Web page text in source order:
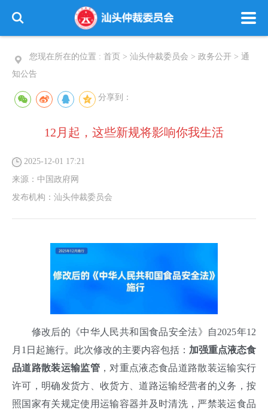
您现在所在的位置 : 首页 > 汕头仲裁委员会 > 政务公开 > 通
知公告
分享到：
12月起，这些新规将影响你我生活
2025-12-01 17:21
来源： 中国政府网
发布机构： 汕头仲裁委员会
修改后的《中华人民共和国食品安全法》自2025年12
月1日起施行。此次修改的主要内容包括： 加强重点液态食
品道路散装运输监管 ，对重点液态食品道路散装运输实行
许可，明确发货方、收货方、道路运输经营者的义务，按
照国家有关规定使用运输容器并及时清洗，严禁装运食品